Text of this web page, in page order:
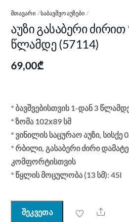
ᲛᲗᲐᲕᲐᲠᲘ ᲡᲐᲑᲐᲕᲨᲕᲝ ᲐᲣᲖᲔᲑᲘ
აუზი გასაბერი
წლამდე (57114)
69,00₾
* ბავშვებისთვის 1-დან 3
* ზომა 102х89 სმ
* ვინილის საცურაო აუზი, სისქე
* რბილი, გასაბერი ძირი
კომფორტისთვის
* წყლის მოცულობა (13 სმ): 45l
შეკვეთა Share